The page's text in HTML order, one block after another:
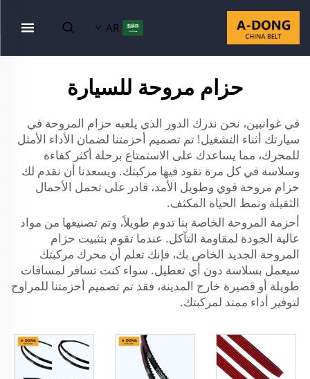
AR
حزام مروحة للسيارة
في غوانبين، نحن ندرك الدور الذي يلعبه حزام المروحة في
سيارتك أثناء التشغيل! تم تصميم أحزمتنا لضمان الأداء الأمثل
للمحرك، مما يساعدك على الاستمتاع برحلة أكثر كفاءة
وسلاسة في كل مرة تقود فيها مركبتك. ويسعدنا أن نقدم لك
حزام مروحة قوي وطويل الأمد، قادر على تحمل الأحمال
الثقيلة ونمط الحياة المكثف.
أحزمة المروحة الخاصة بنا تدوم طويلاً، وتم تصنيعها من مواد
عالية الجودة لمقاومة التآكل. عندما تقوم بتثبيت حزام
المروحة الجديد الخاص بك، فإنك تعلم أن محرك مركبتك
سيعمل بسلاسة دون أي تعطيل. سواء كنت تسافر لمسافات
طويلة أو قصيرة خارج المدينة، فقد تم تصميم أحزمتنا للمراوح
لتوفير أداء ممتد لمركبتك.